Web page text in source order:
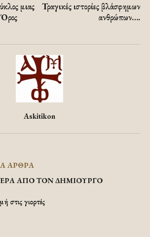
μιας
Τραγικές ιστορίες βλάσφημων
ανθρώπων….
Askitikon
ΑΡΘΡΑ
ΑΠΟ ΤΟΝ ΔΗΜΙΟΥΡΓΟ
στις γιορτές